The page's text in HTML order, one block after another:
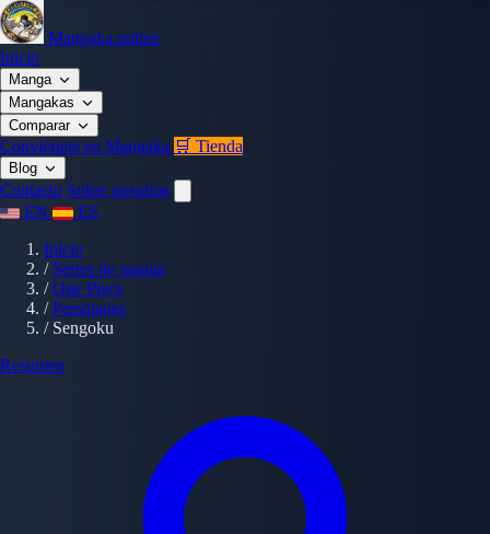
Mangaka.online
Inicio
Manga
Mangakas
Comparar
Conviértete en Mangaka 🛒 Tienda
Blog
Contacto Sobre nosotros
EN
ES
Inicio
/ Series de manga
/ One Piece
/ Personajes
/ Sengoku
Resumen